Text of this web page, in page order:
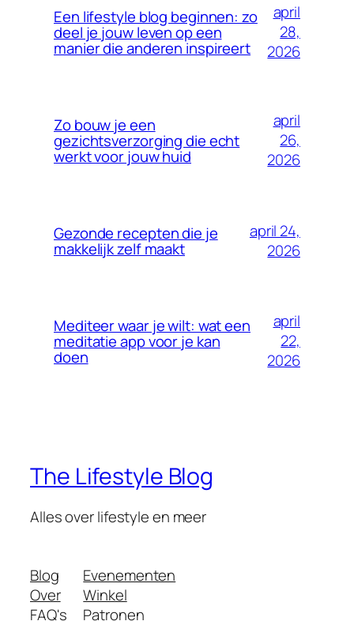
Een lifestyle blog beginnen: zo
deel je jouw leven op een
manier die anderen inspireert
april
28,
2026
Zo bouw je een
gezichtsverzorging die echt
werkt voor jouw huid
april
26,
2026
Gezonde recepten die je
makkelijk zelf maakt
april 24,
2026
Mediteer waar je wilt: wat een
meditatie app voor je kan
doen
april
22,
2026
The Lifestyle Blog
Alles over lifestyle en meer
Blog
Over
FAQ's
Evenementen
Winkel
Patronen